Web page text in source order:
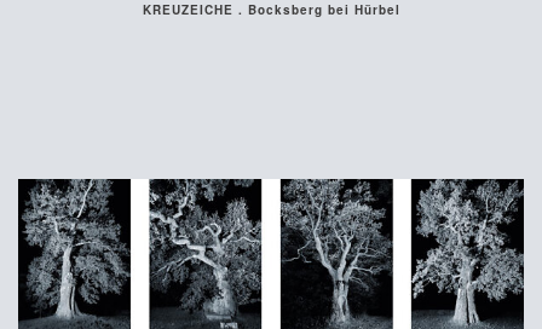
KREUZEICHE . Bocksberg bei Hürbel